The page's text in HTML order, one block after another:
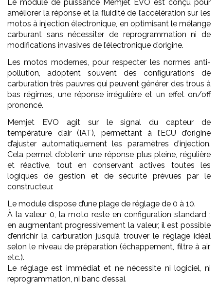
Le module de puissance Memjet EVO est conçu pour
améliorer la réponse et la fluidité de l’accélération sur les
motos à injection électronique, en optimisant le mélange
carburant sans nécessiter de reprogrammation ni de
modifications invasives de l’électronique d’origine.
Les motos modernes, pour respecter les normes anti-
pollution, adoptent souvent des configurations de
carburation très pauvres qui peuvent générer des trous à
bas régimes, une réponse irrégulière et un effet on/off
prononcé.
Memjet EVO agit sur le signal du capteur de
température d’air (IAT), permettant à l’ECU d’origine
d’ajuster automatiquement les paramètres d’injection.
Cela permet d’obtenir une réponse plus pleine, régulière
et réactive, tout en conservant actives toutes les
logiques de gestion et de sécurité prévues par le
constructeur.
Le module dispose d’une plage de réglage de 0 à 10.
À la valeur 0, la moto reste en configuration standard ;
en augmentant progressivement la valeur, il est possible
d’enrichir la carburation jusqu’à trouver le réglage idéal
selon le niveau de préparation (échappement, filtre à air,
etc.).
Le réglage est immédiat et ne nécessite ni logiciel, ni
reprogrammation, ni banc d’essai.